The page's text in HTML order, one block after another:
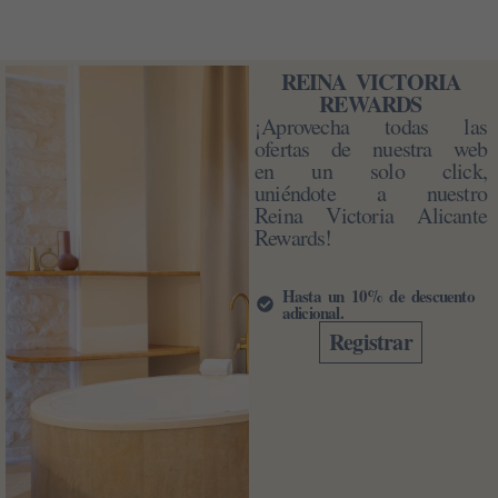
REINA VICTORIA
REWARDS
¡Aprovecha todas las
ofertas de nuestra web
en un solo click,
uniéndote a nuestro
Reina Victoria Alicante
Rewards!
Hasta un 10% de descuento
adicional.
Registrar